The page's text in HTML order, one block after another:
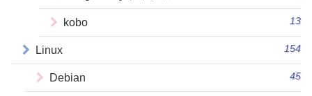
kobo 13
Linux 154
Debian 45